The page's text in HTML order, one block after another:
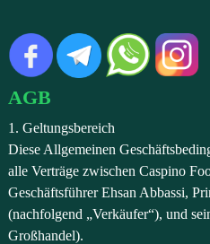
AGB
1. Geltungsbereich
Diese Allgemeinen
alle Verträge zwischen Caspino
Geschäftsführer Ehsan Abbassi,
(nachfolgend „Verkäufer“), und
Großhandel).